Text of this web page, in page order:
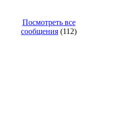
Посмотреть все
сообщения (112)